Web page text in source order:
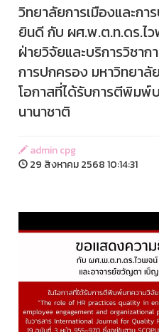
วิทยาลัยการเมืองและก
ยินดี กับ ผศ.พ.ต.ท.ดร.
ฝ่ายวิจัยและบริการวิชาก
การปกครอง มหาวิทยาลั
โอกาสที่ได้รับการตีพิมพ์
นานาชาติ
admin cpg
29 สิงหาคม 2568 10:14:31